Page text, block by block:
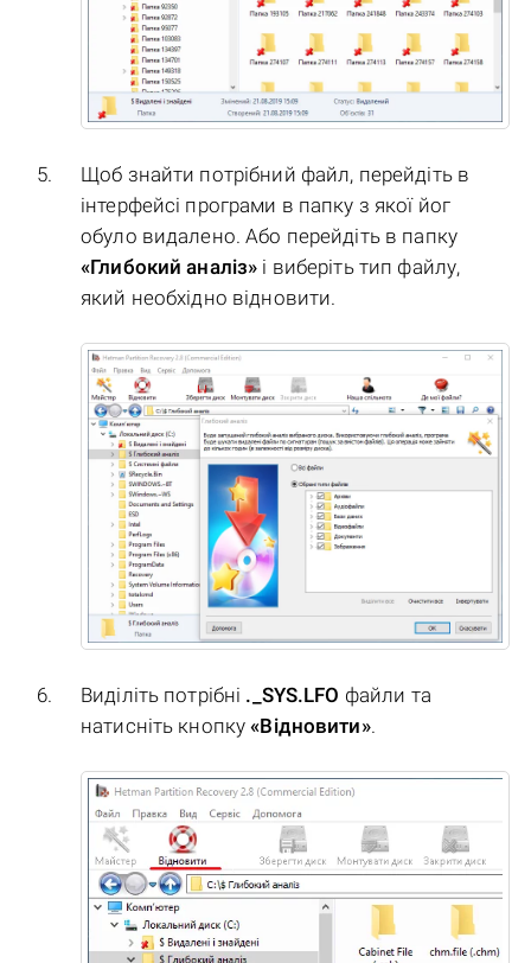
Щоб знайти потрібний файл, перейдіть в
інтерфейсі програми в папку з якої йог
обуло видалено. Або перейдіть в папку
«Глибокий аналіз» і виберіть тип файлу,
який необхідно відновити.
Виділіть потрібні ._SYS.LFO файли та
натисніть кнопку«Відновити».